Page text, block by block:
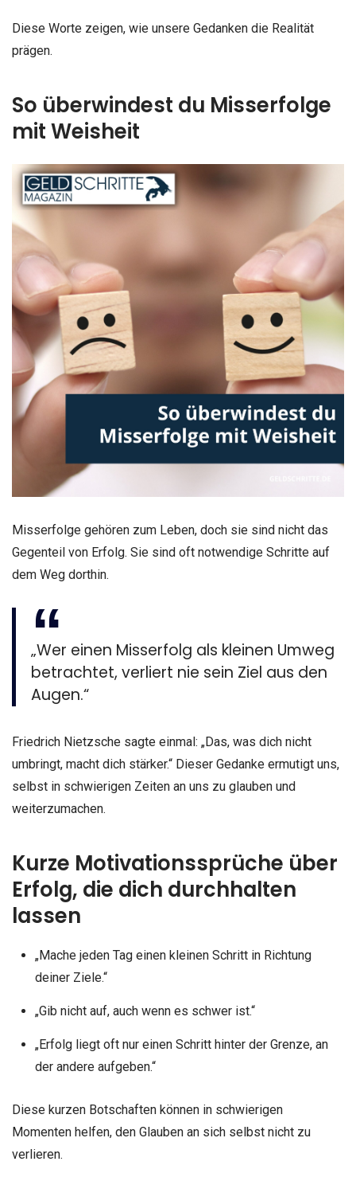
Diese Worte zeigen, wie unsere Gedanken die Realität
prägen.
So überwindest du Misserfolge
mit Weisheit
Misserfolge gehören zum Leben, doch sie sind nicht das
Gegenteil von Erfolg. Sie sind oft notwendige Schritte auf
dem Weg dorthin.
„Wer einen Misserfolg als kleinen Umweg
betrachtet, verliert nie sein Ziel aus den
Augen.“
Friedrich Nietzsche sagte einmal: „Das, was dich nicht
umbringt, macht dich stärker.“ Dieser Gedanke ermutigt uns,
selbst in schwierigen Zeiten an uns zu glauben und
weiterzumachen.
Kurze Motivationssprüche über
Erfolg, die dich durchhalten
lassen
„Mache jeden Tag einen kleinen Schritt in Richtung
deiner Ziele.“
„Gib nicht auf, auch wenn es schwer ist.“
„Erfolg liegt oft nur einen Schritt hinter der Grenze, an
der andere aufgeben.“
Diese kurzen Botschaften können in schwierigen
Momenten helfen, den Glauben an sich selbst nicht zu
verlieren.